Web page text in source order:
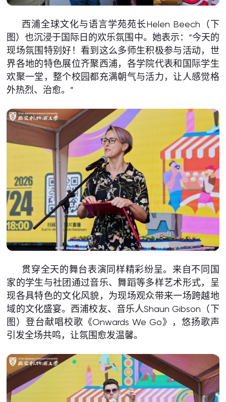
西浦全球文化与语言学苑苑长Helen Beech（下
图）也沉浸于国际日的欢乐氛围中。她表示：“今天的
现场氛围特别好！看到这么多师生积极参与活动，世
界各地的特色展位齐聚西浦，各学院代表和国际学生
欢聚一堂，整个校园都充满朝气与活力，让人感觉格
外热烈、治愈。”
贯穿全天的舞台表演同样精彩纷呈。来自不同国
家的学生与社团通过音乐、舞蹈等多样艺术形式，呈
现各具特色的文化风貌，为现场观众带来一场跨越地
域的文化盛宴。西浦校友、音乐人Shaun Gibson（下
图）登台献唱校歌《Onwards We Go》，悠扬歌声
引发全场共鸣，让氛围愈发温馨。